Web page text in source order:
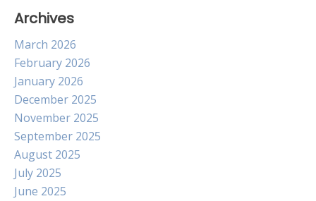
Archives
March 2026
February 2026
January 2026
December 2025
November 2025
September 2025
August 2025
July 2025
June 2025